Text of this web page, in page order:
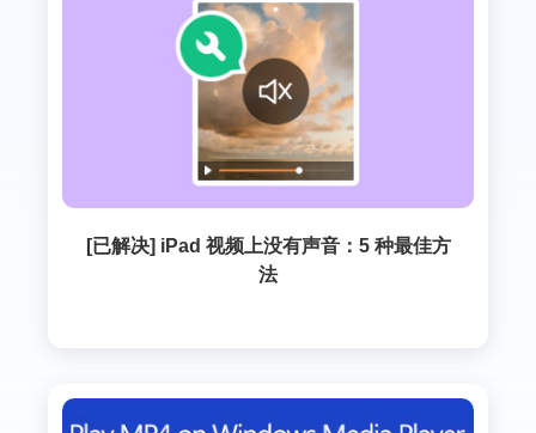
[已解决] iPad 视频上没有声音：5 种最佳方
法